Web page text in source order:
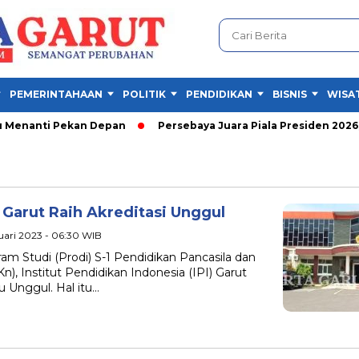
PEMERINTAHAAN POLITIK PENDIDIKAN BISNIS
Pekan Depan Persebaya Juara Piala Presiden 2026,
Garut Raih Akreditasi Unggul
2023 - 06:30 WIB
Studi (Prodi) S-1 Pendidikan Pancasila dan
Institut Pendidikan Indonesia (IPI) Garut
Unggul. Hal itu…